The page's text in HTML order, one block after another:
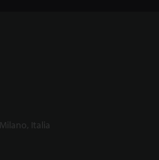
Italia